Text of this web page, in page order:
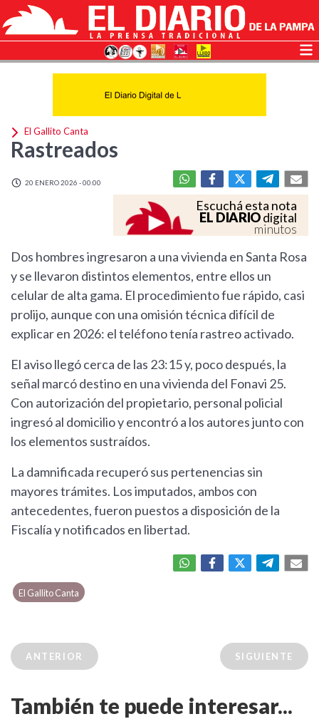
El Gallito Canta
Rastreados
20 ENERO 2026 - 00:00
Escuchá esta nota
EL DIARIOdigital
minutos
Dos hombres ingresaron a una vivienda en Santa Rosa
y se llevaron distintos elementos, entre ellos un
celular de alta gama. El procedimiento fue rápido, casi
prolijo, aunque con una omisión técnica difícil de
explicar en 2026: el teléfono tenía rastreo activado.
El aviso llegó cerca de las 23:15 y, poco después, la
señal marcó destino en una vivienda del Fonavi 25.
Con autorización del propietario, personal policial
ingresó al domicilio y encontró a los autores junto con
los elementos sustraídos.
La damnificada recuperó sus pertenencias sin
mayores trámites. Los imputados, ambos con
antecedentes, fueron puestos a disposición de la
Fiscalía y notificados en libertad.
El Gallito Canta
ANTERIOR SIGUIENTE
También te puede interesar...